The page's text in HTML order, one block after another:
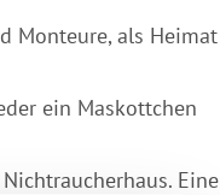
Monteure, als Heimat
ein Maskottchen
Eine